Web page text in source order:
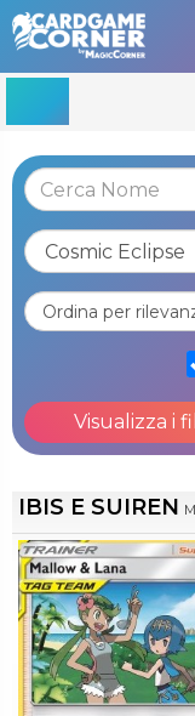
Visualizza i
IBIS E SUIREN